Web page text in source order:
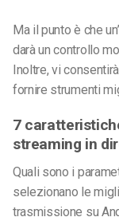
Ma il punto è che
darà un controllo
Inoltre, vi
fornire strumenti
7
streaming in
Quali sono i
selezionano le
trasmissione su